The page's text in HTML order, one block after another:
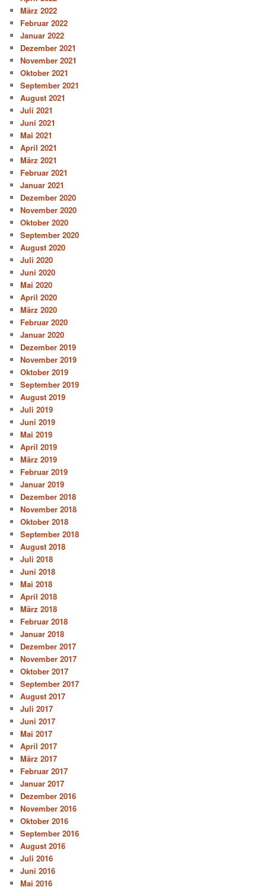
März 2022
Februar 2022
Januar 2022
Dezember 2021
November 2021
Oktober 2021
September 2021
August 2021
Juli 2021
Juni 2021
Mai 2021
April 2021
März 2021
Februar 2021
Januar 2021
Dezember 2020
November 2020
Oktober 2020
September 2020
August 2020
Juli 2020
Juni 2020
Mai 2020
April 2020
März 2020
Februar 2020
Januar 2020
Dezember 2019
November 2019
Oktober 2019
September 2019
August 2019
Juli 2019
Juni 2019
Mai 2019
April 2019
März 2019
Februar 2019
Januar 2019
Dezember 2018
November 2018
Oktober 2018
September 2018
August 2018
Juli 2018
Juni 2018
Mai 2018
April 2018
März 2018
Februar 2018
Januar 2018
Dezember 2017
November 2017
Oktober 2017
September 2017
August 2017
Juli 2017
Juni 2017
Mai 2017
April 2017
März 2017
Februar 2017
Januar 2017
Dezember 2016
November 2016
Oktober 2016
September 2016
August 2016
Juli 2016
Juni 2016
Mai 2016